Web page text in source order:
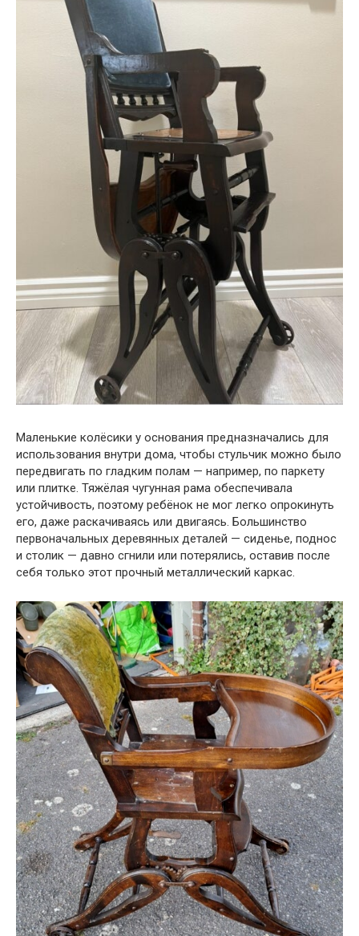
Маленькие колёсики у основания предназначались для
использования внутри дома, чтобы стульчик можно было
передвигать по гладким полам — например, по паркету
или плитке. Тяжёлая чугунная рама обеспечивала
устойчивость, поэтому ребёнок не мог легко опрокинуть
его, даже раскачиваясь или двигаясь. Большинство
первоначальных деревянных деталей — сиденье, поднос
и столик — давно сгнили или потерялись, оставив после
себя только этот прочный металлический каркас.